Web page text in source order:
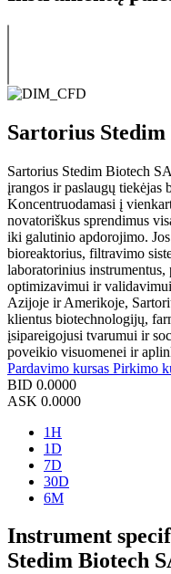
Sartorius Stedim
Sartorius Stedim Biotech
įrangos ir paslaugų tiekėjas
Koncentruodamasi į
novatoriškus sprendimus
iki galutinio apdorojimo.
bioreaktorius, filtravimo
laboratorinius instrumentus,
optimizavimui ir
Azijoje ir Amerikoje,
klientus biotechnologijų,
įsipareigojusi tvarumui ir
poveikio visuomenei ir
Pardavimo kursas Pirkimo
BID 0.0000
ASK 0.0000
1H
1D
7D
30D
6M
Instrument
Stedim Biotech